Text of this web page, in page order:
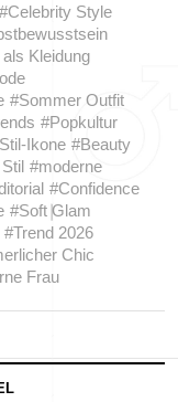
#Celebrity Style
Kleidung
#Sommer Outfit
#Popkultur
Ikone #Beauty
#moderne
#Confidence
#Soft Glam
#Trend 2026
Chic
Frau